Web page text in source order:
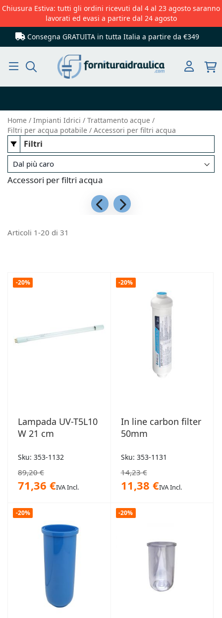
Chiusura Estiva: tutti gli ordini ricevuti dal 4 al 23 agosto saranno
lavorati ed evasi a partire dal 24 agosto
Consegna GRATUITA in tutta Italia a partire da €349
Home Impianti Idrici
Trattamento acque
Filtri per acqua potabile
Accessori per filtri acqua
Accessori per filtri acqua
Articoli 1-20 di 31
-20%
Lampada UV-T5L10
W 21 cm
Sku: 353-1132
89,20 €
71,36 €IVA Incl.
-20%
In line carbon filter
50mm
Sku: 353-1131
14,23 €
11,38 €IVA Incl.
-20% -20%
Filtri